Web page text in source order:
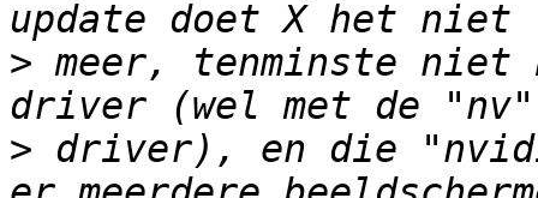
> meer, tenminste
> driver), en die